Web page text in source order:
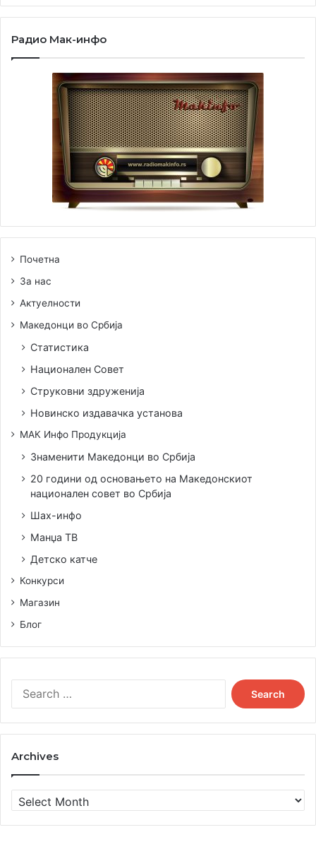
Радио Мак-инфо
Почетна
За нас
Актуелности
Македонци во Србија
Статистика
Национален Совет
Струковни здруженија
Новинско издавачка установа
МАК Инфо Продукција
Знаменити Македонци во Србија
20 години од основањето на Македонскиот
национален совет во Србија
Шах-инфо
Манџа ТВ
Детско катче
Конкурси
Магазин
Блог
Search
for:
Archives
Archives